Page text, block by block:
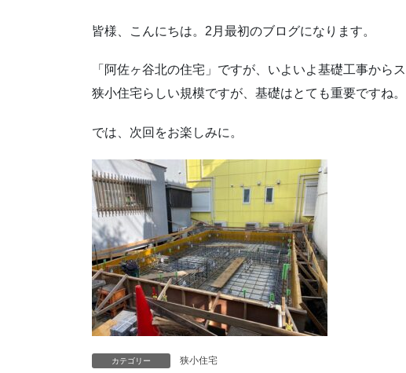
皆様、こんにちは。2月最初のブログになります。
「阿佐ヶ谷北の住宅」ですが、いよいよ基礎工事から
狭小住宅らしい規模ですが、基礎はとても重要ですね。
では、次回をお楽しみに。
カテゴリー 狭小住宅